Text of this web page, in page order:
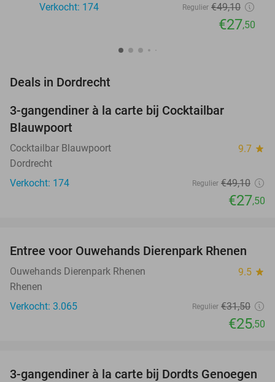
Verkocht: 174
Regulier €49,10
€27,50
Deals in Dordrecht
3-gangendiner à la carte bij Cocktailbar
Blauwpoort
Cocktailbar Blauwpoort 9.7 star
Dordrecht
Verkocht: 174
Regulier €49,10
€27,50
19%
Entree voor Ouwehands Dierenpark Rhenen
Ouwehands Dierenpark Rhenen 9.5 star
Rhenen
Verkocht: 3.065
Regulier €31,50
€25,50
3-gangendiner à la carte bij Dordts Genoegen